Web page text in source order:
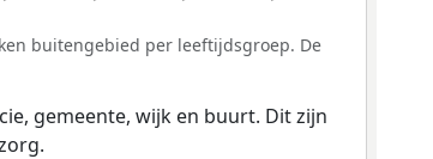
buitengebied per leeftijdsgroep. De
gemeente, wijk en buurt. Dit zijn